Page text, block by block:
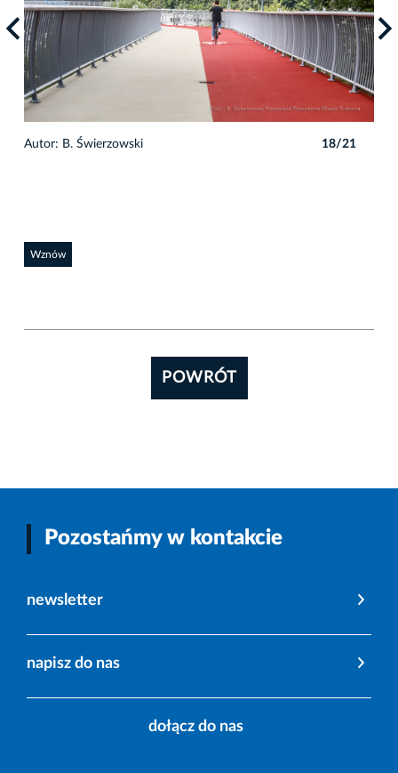
Autor: B. Świerzowski 18/21
Wznów
POWRÓT
Pozostańmy w kontakcie
newsletter
napisz do nas
dołącz do nas